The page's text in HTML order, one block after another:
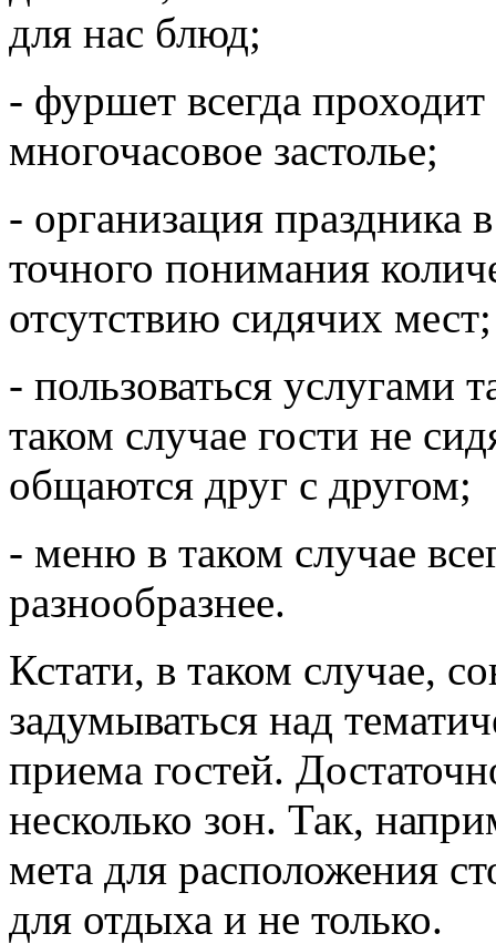
для нас блюд;
- фуршет всегда
многочасовое застолье;
- организация праздника
точного понимания
отсутствию сидячих мест;
- пользоваться услугами
таком случае гости не
общаются друг с другом;
- меню в таком случае
разнообразнее.
Кстати, в таком случае,
задумываться над
приема гостей.
несколько зон. Так,
мета для расположения
для отдыха и не только.